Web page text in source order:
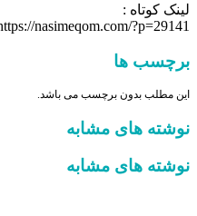
لینک کوتاه :
nasimeqom.com/?p=29141
برچسب ها
این مطلب بدون برچسب می باشد.
نوشته های مشابه
نوشته های مشابه